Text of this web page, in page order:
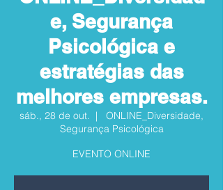
e, Segurança
Psicológica e
estratégias das
melhores empresas.
sáb., 28 de out.
  |
ONLINE_Diversidade,
Segurança Psicológica
EVENTO ONLINE